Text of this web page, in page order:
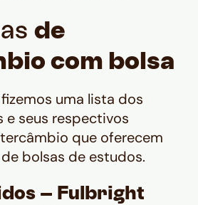
de
com bolsa
uma lista dos
e seus respectivos
que oferecem
bolsas de estudos.
– Fulbright